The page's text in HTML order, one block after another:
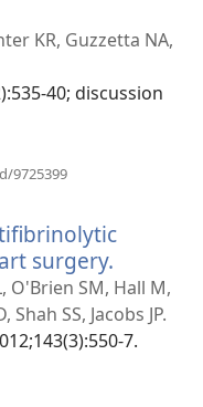
KR, Guzzetta NA,
40; discussion
9725399
surgery.
novi
prozor)
O'Brien SM, Hall M,
Shah SS, Jacobs JP.
7.